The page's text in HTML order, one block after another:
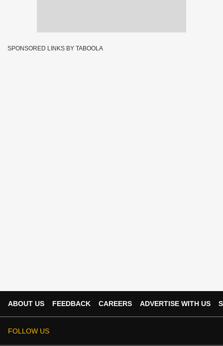
SPONSORED LINKS BY TABOOLA
ABOUT US FEEDBACK CAREERS ADVERTISE WITH US
FOLLOW US